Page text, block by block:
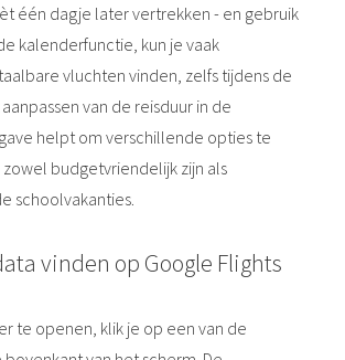
één dagje later vertrekken - en gebruik
kalenderfunctie, kun je vaak
vluchten vinden, zelfs tijdens de
van de reisduur in de
helpt om verschillende opties te
budgetvriendelijk zijn als
schoolvakanties.
vinden op Google Flights
te openen, klik je op een van de